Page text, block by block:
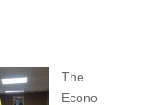
The
Econo